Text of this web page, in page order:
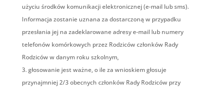
użyciu środków komunikacji elektronicznej (e-mail lub sms).
Informacja zostanie uznana za dostarczoną w przypadku
przesłania jej na zadeklarowane adresy e-mail lub numery
telefonów komórkowych przez Rodziców członków Rady
Rodziców w danym roku szkolnym,
głosowanie jest ważne, o ile za wnioskiem głosuje
przynajmniej 2/3 obecnych członków Rady Rodziców przy